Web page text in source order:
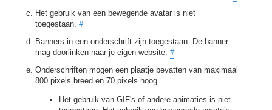
Het gebruik van een bewegende avatar is niet
toegestaan. #
Banners in een onderschrift zijn toegestaan. De banner
mag doorlinken naar je eigen website. #
Onderschriften mogen een plaatje bevatten van maximaal
800 pixels breed en 70 pixels hoog.
Het gebruik van GIF's of andere animaties is niet